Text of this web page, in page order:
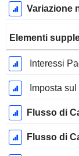
Variazione
Elementi
Interessi
Imposta
Flusso di
Flusso di